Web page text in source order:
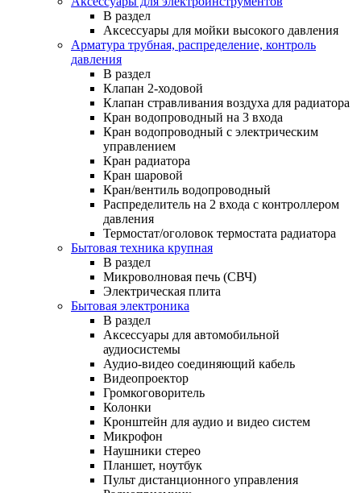
В раздел
Аксессуары для мойки высокого давления
Арматура трубная, распределение, контроль
давления
В раздел
Клапан 2-ходовой
Клапан стравливания воздуха для радиатора
Кран водопроводный на 3 входа
Кран водопроводный с электрическим
управлением
Кран радиатора
Кран шаровой
Кран/вентиль водопроводный
Распределитель на 2 входа с контроллером
давления
Термостат/оголовок термостата радиатора
Бытовая техника крупная
В раздел
Микроволновая печь (СВЧ)
Электрическая плита
Бытовая электроника
В раздел
Аксессуары для автомобильной
аудиосистемы
Аудио-видео соединяющий кабель
Видеопроектор
Громкоговоритель
Колонки
Кронштейн для аудио и видео систем
Микрофон
Наушники стерео
Планшет, ноутбук
Пульт дистанционного управления